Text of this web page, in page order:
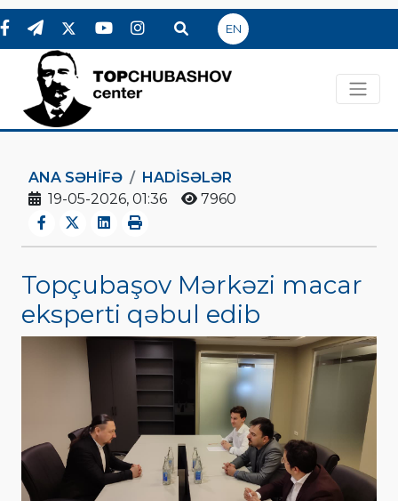
EN
ANA SƏHIFƏ
HADİSƏLƏR
19-05-2026, 01:36
7960
Topçubaşov Mərkəzi macar
eksperti qəbul edib